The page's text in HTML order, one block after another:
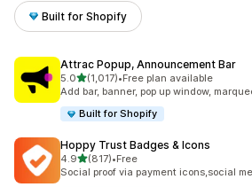
Built for Shopify
Attrac Popup, Announcement Bar
5.05つ星中
(1,017)
合計レビュー数：1017件
•Free plan available
Add bar, banner, pop up window,
Built for Shopify
Hoppy Trust Badges & Icons
4.95つ星中
(817)
合計レビュー数：817件
•Free
Social proof via payment icons,social